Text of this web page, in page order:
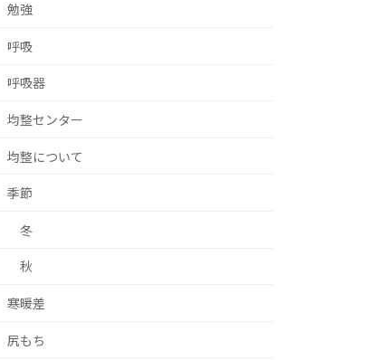
勉強
呼吸
呼吸器
均整センター
均整について
季節
冬
秋
寒暖差
尻もち